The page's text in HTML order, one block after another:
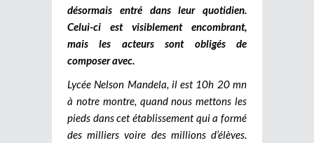
désormais entré dans leur quotidien.
Celui-ci est visiblement encombrant,
mais les acteurs sont obligés de
composer avec.
Lycée Nelson Mandela, il est 10h 20 mn
à notre montre, quand nous mettons les
pieds dans cet établissement qui a formé
des milliers voire des millions d’élèves.